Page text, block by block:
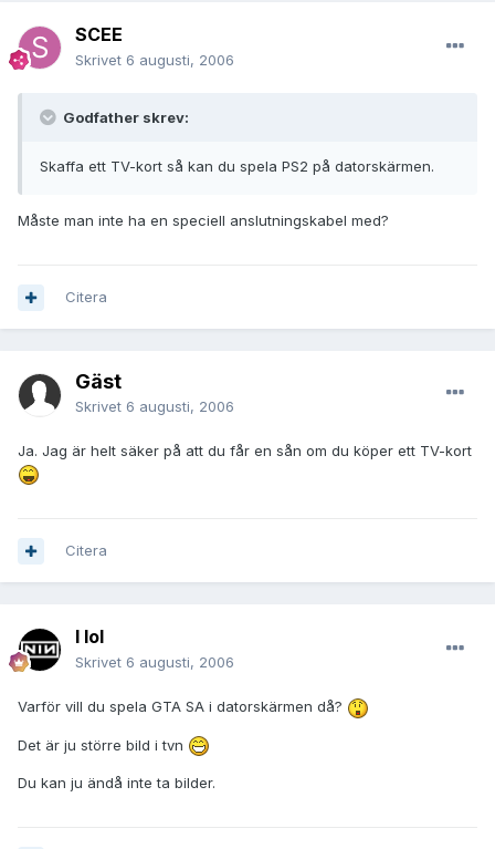
SCEE
Skrivet 6 augusti, 2006
Godfather skrev:
Skaffa ett TV-kort så kan du spela PS2 på datorskärmen.
Måste man inte ha en speciell anslutningskabel med?
Citera
Gäst
Skrivet 6 augusti, 2006
Ja. Jag är helt säker på att du får en sån om du köper ett TV-kort
Citera
I lol
Skrivet 6 augusti, 2006
Varför vill du spela GTA SA i datorskärmen då?
Det är ju större bild i tvn
Du kan ju ändå inte ta bilder.